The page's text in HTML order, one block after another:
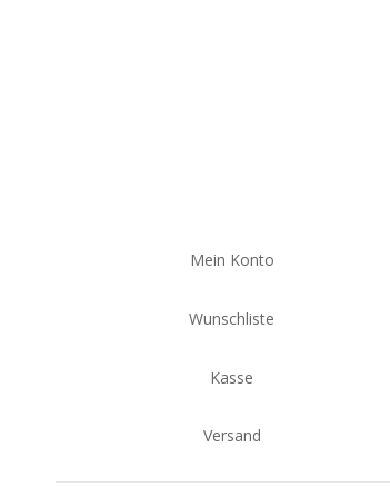
Mein Konto
Wunschliste
Kasse
Versand